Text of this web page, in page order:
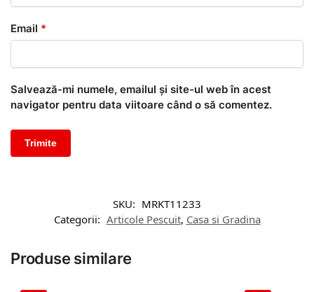
Email *
Salvează-mi numele, emailul și site-ul web în acest
navigator pentru data viitoare când o să comentez.
SKU: MRKT11233
Categorii: Articole Pescuit, Casa si Gradina
Produse similare